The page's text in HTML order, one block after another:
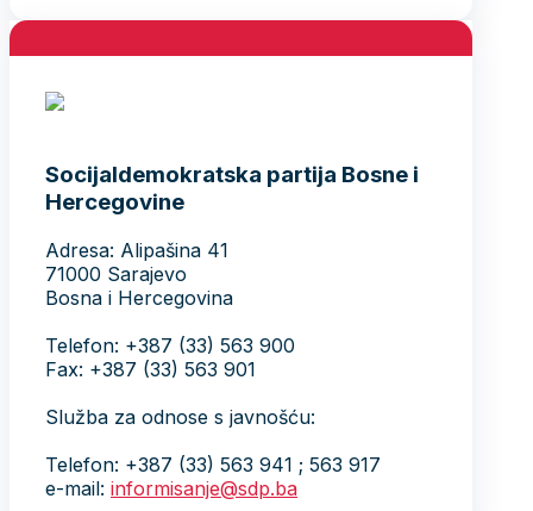
Socijaldemokratska partija Bosne i
Hercegovine
Adresa: Alipašina 41
71000 Sarajevo
Bosna i Hercegovina
Telefon: +387 (33) 563 900
Fax: +387 (33) 563 901
Služba za odnose s javnošću:
Telefon: +387 (33) 563 941 ; 563 917
e-mail: informisanje@sdp.ba